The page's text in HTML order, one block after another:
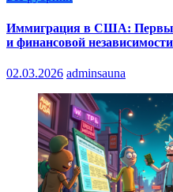
Иммиграция в США:
и финансовой независимости
02.03.2026 adminsauna